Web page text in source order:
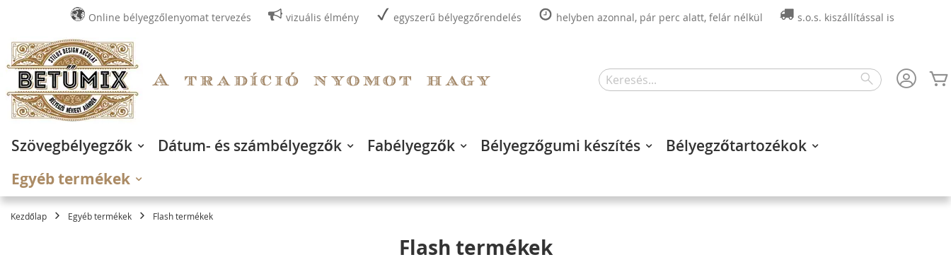
Online bélyegzőlenyomat tervezés vizuális élmény egyszerű bélyegzőrendelés helyben azonnal, pár perc alatt, felár nélkül
s.o.s. kiszállítással is
tartalomhoz
Search
Szövegbélyegzők Dátum- és számbélyegzők Fabélyegzők Bélyegzőgumi készítés Bélyegzőtartozékok
Egyéb termékek
Kezdőlap Egyéb termékek Flash termékek
Flash termékek